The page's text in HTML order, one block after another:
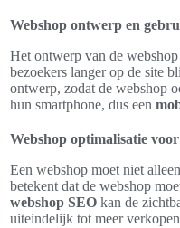
Webshop ontwerp en
Het ontwerp van de
bezoekers langer op de site
ontwerp, zodat de webshop
hun smartphone, dus een
Webshop optimalisatie
Een webshop moet niet
betekent dat de webshop
webshop SEO kan de
uiteindelijk tot meer